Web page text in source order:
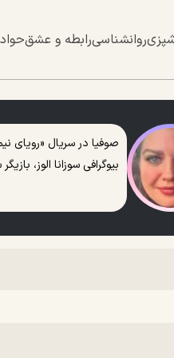
روانشناسیرابطه و عشق
صوفیا در سریال «رویای
بیوگرافی سوزانا الوز،